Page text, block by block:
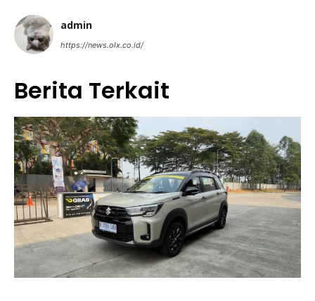
admin
https://news.olx.co.id/
Berita Terkait